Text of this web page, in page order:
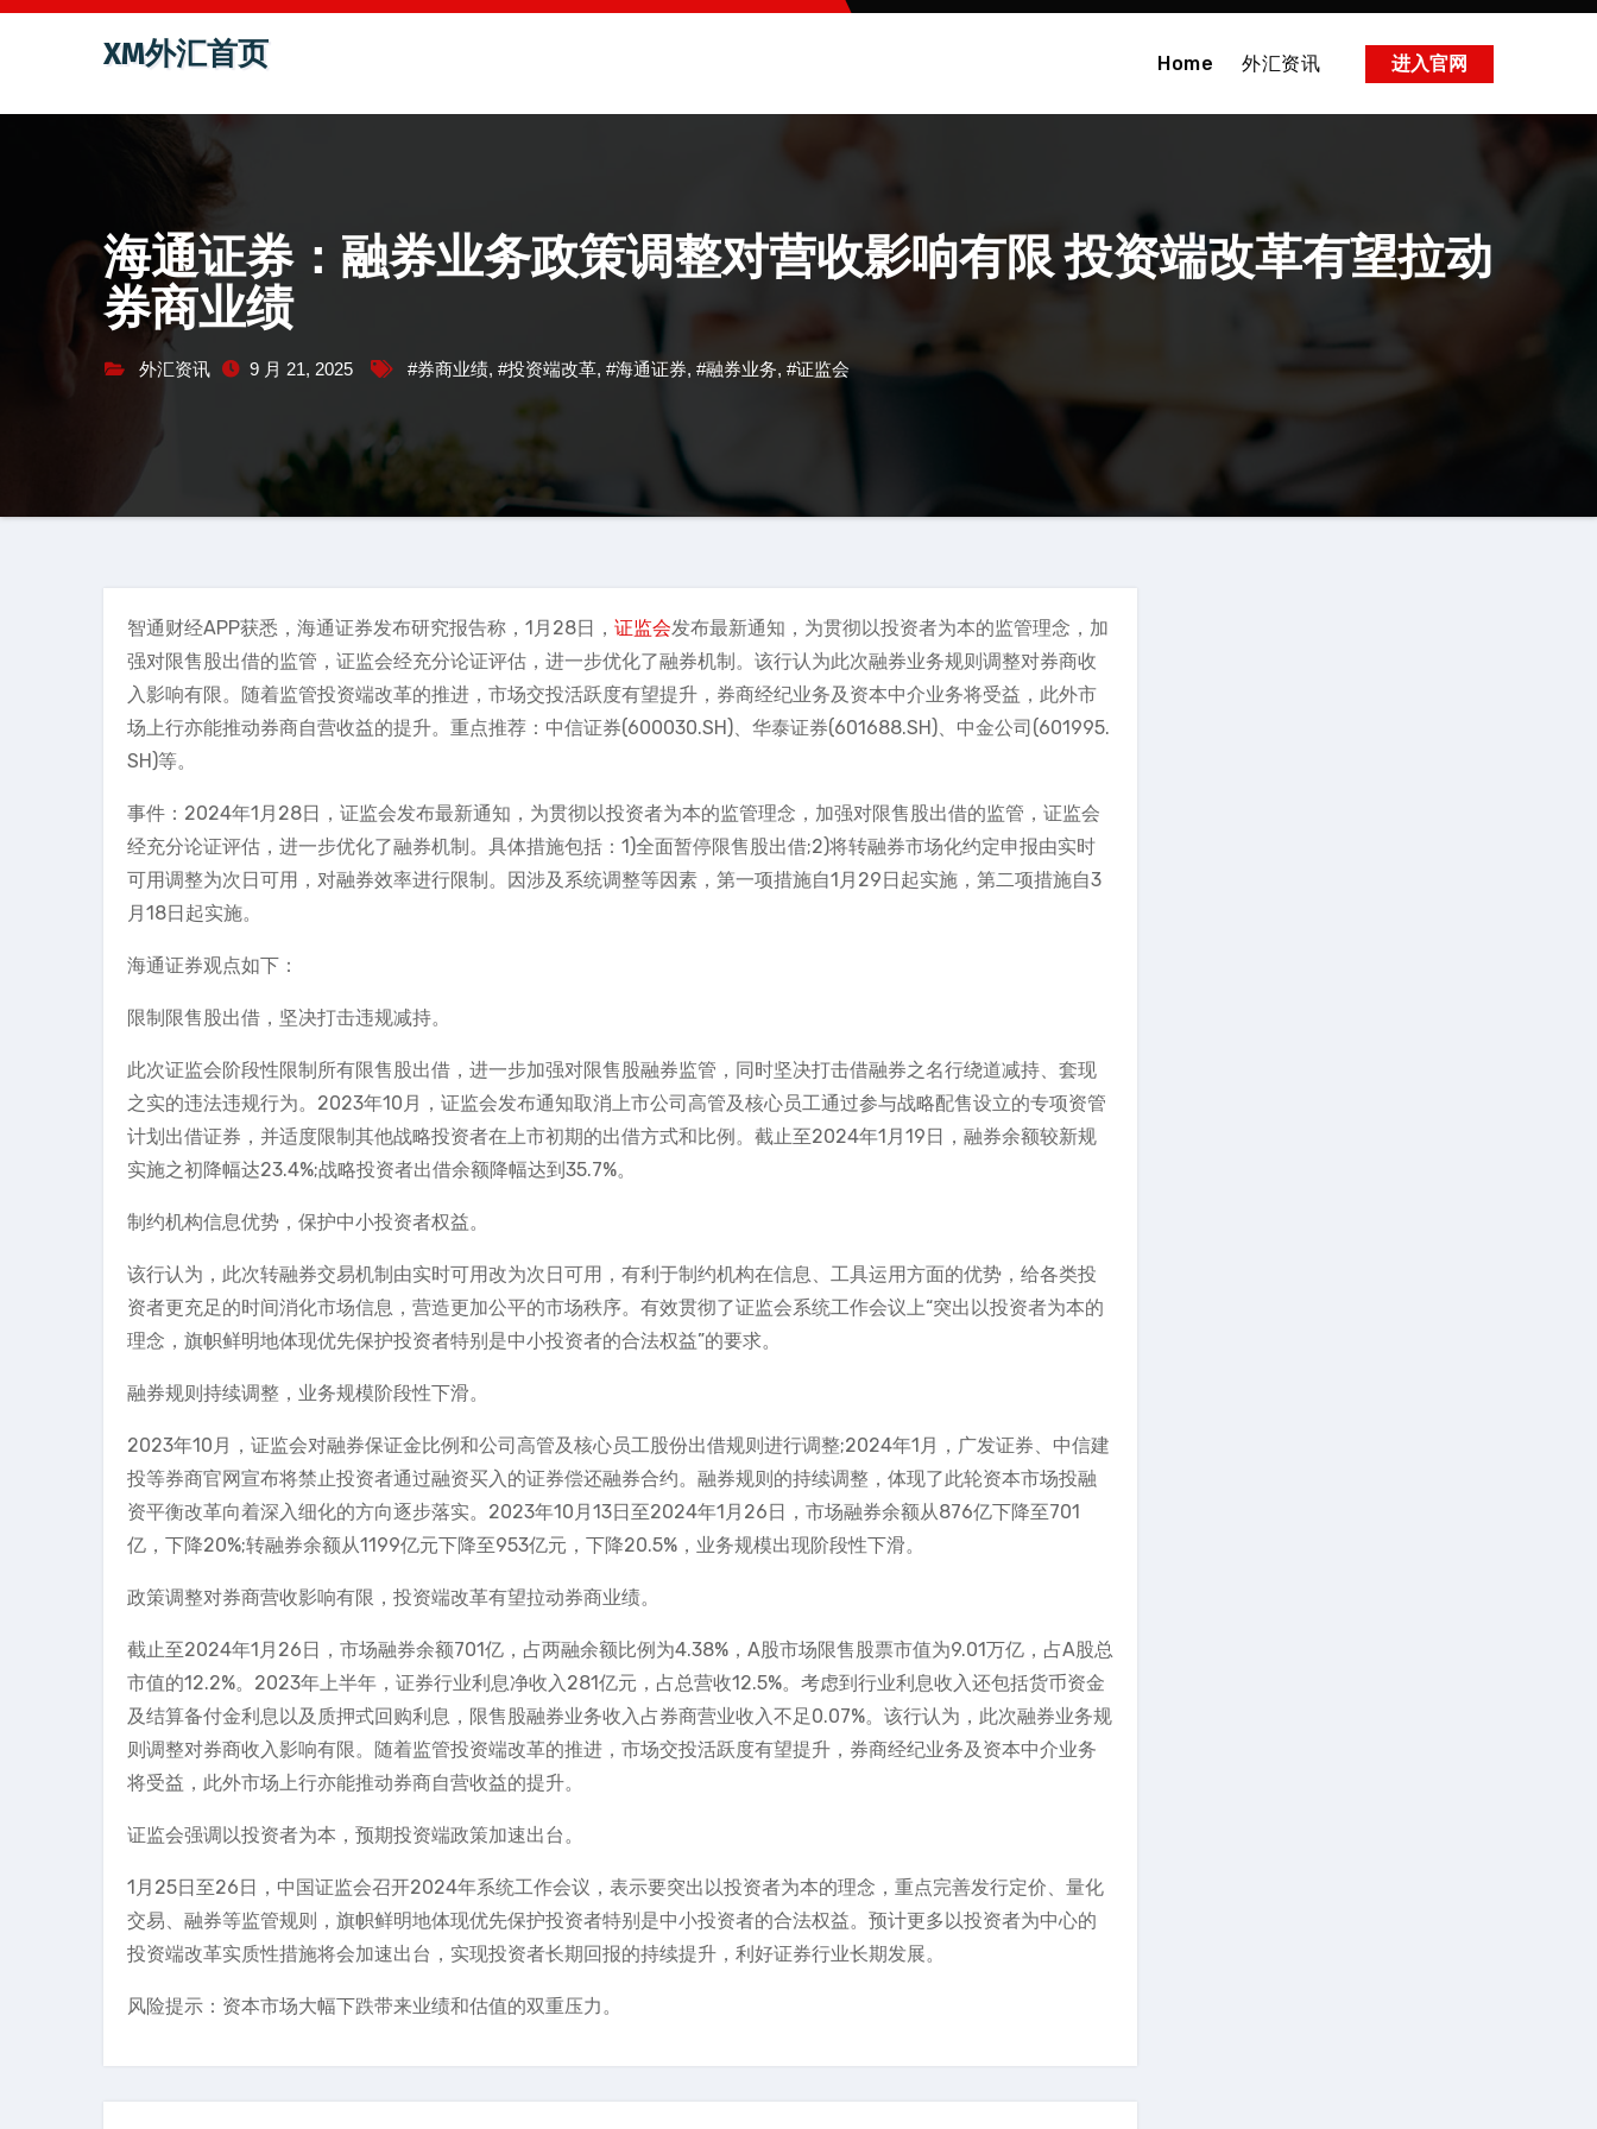
跳
容
XM外汇首页 Home 外汇资讯 进入官网
海通证券：融券业务政策调整对营收影响有限 投资端改革有望拉动
券商业绩
外汇资讯 9 月 21, 2025 #券商业绩, #投资端改革, #海通证券, #融券业务, #证监会
智通财经APP获悉，海通证券发布研究报告称，1月28日， 证监会发布最新通知，为贯彻以投资者为本的监管理念，加
强对限售股出借的监管，证监会经充分论证评估，进一步优化了融券机制。该行认为此次融券业务规则调整对券商收
入影响有限。随着监管投资端改革的推进，市场交投活跃度有望提升，券商经纪业务及资本中介业务将受益，此外市
场上行亦能推动券商自营收益的提升。重点推荐：中信证券(600030.SH)、华泰证券(601688.SH)、中金公司(601995.
SH)等。
事件：2024年1月28日，证监会发布最新通知，为贯彻以投资者为本的监管理念，加强对限售股出借的监管，证监会
经充分论证评估，进一步优化了融券机制。具体措施包括：1)全面暂停限售股出借;2)将转融券市场化约定申报由实时
可用调整为次日可用，对融券效率进行限制。因涉及系统调整等因素，第一项措施自1月29日起实施，第二项措施自3
月18日起实施。
海通证券观点如下：
限制限售股出借，坚决打击违规减持。
此次证监会阶段性限制所有限售股出借，进一步加强对限售股融券监管，同时坚决打击借融券之名行绕道减持、套现
之实的违法违规行为。2023年10月，证监会发布通知取消上市公司高管及核心员工通过参与战略配售设立的专项资管
计划出借证券，并适度限制其他战略投资者在上市初期的出借方式和比例。截止至2024年1月19日，融券余额较新规
实施之初降幅达23.4%;战略投资者出借余额降幅达到35.7%。
制约机构信息优势，保护中小投资者权益。
该行认为，此次转融券交易机制由实时可用改为次日可用，有利于制约机构在信息、工具运用方面的优势，给各类投
资者更充足的时间消化市场信息，营造更加公平的市场秩序。有效贯彻了证监会系统工作会议上“突出以投资者为本的
理念，旗帜鲜明地体现优先保护投资者特别是中小投资者的合法权益”的要求。
融券规则持续调整，业务规模阶段性下滑。
2023年10月，证监会对融券保证金比例和公司高管及核心员工股份出借规则进行调整;2024年1月，广发证券、中信建
投等券商官网宣布将禁止投资者通过融资买入的证券偿还融券合约。融券规则的持续调整，体现了此轮资本市场投融
资平衡改革向着深入细化的方向逐步落实。2023年10月13日至2024年1月26日，市场融券余额从876亿下降至701
亿，下降20%;转融券余额从1199亿元下降至953亿元，下降20.5%，业务规模出现阶段性下滑。
政策调整对券商营收影响有限，投资端改革有望拉动券商业绩。
截止至2024年1月26日，市场融券余额701亿，占两融余额比例为4.38%，A股市场限售股票市值为9.01万亿，占A股总
市值的12.2%。2023年上半年，证券行业利息净收入281亿元，占总营收12.5%。考虑到行业利息收入还包括货币资金
及结算备付金利息以及质押式回购利息，限售股融券业务收入占券商营业收入不足0.07%。该行认为，此次融券业务规
则调整对券商收入影响有限。随着监管投资端改革的推进，市场交投活跃度有望提升，券商经纪业务及资本中介业务
将受益，此外市场上行亦能推动券商自营收益的提升。
证监会强调以投资者为本，预期投资端政策加速出台。
1月25日至26日，中国证监会召开2024年系统工作会议，表示要突出以投资者为本的理念，重点完善发行定价、量化
交易、融券等监管规则，旗帜鲜明地体现优先保护投资者特别是中小投资者的合法权益。预计更多以投资者为中心的
投资端改革实质性措施将会加速出台，实现投资者长期回报的持续提升，利好证券行业长期发展。
风险提示：资本市场大幅下跌带来业绩和估值的双重压力。